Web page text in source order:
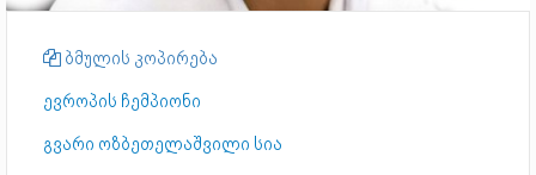
ბმულის კოპირება
ევროპის ჩემპიონი
გვარი ოზბეთელაშვილი სია